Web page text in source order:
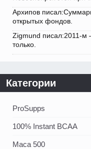
Архипов
открытых фондов.
Zigmund писал:2011-м
только.
Категории
ProSupps
100% Instant BCAA
Maca 500